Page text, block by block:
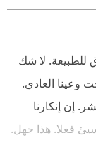
للطبيعة. لا شك
وعينا العادي.
إن إنكارنا
فعلا. هذا جهل.